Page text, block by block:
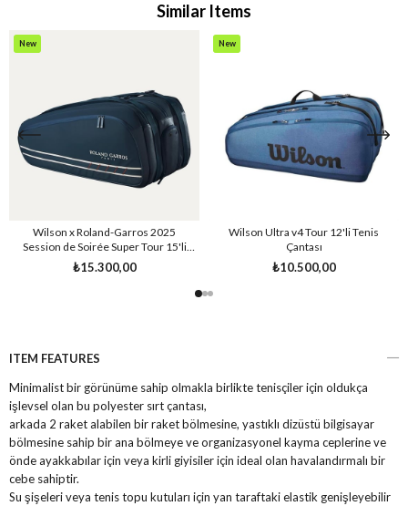
Similar Items
Wilson x Roland-Garros 2025
Session de Soirée Super Tour 15'li
Raket Çantası
₺15.300,00
New
Wilson Ultra v4 Tour 12'li Tenis
Çantası
₺10.500,00
New
ITEM FEATURES
Minimalist bir görünüme sahip olmakla birlikte tenisçiler için oldukça
işlevsel olan bu polyester sırt çantası,
arkada 2 raket alabilen bir raket bölmesine, yastıklı dizüstü bilgisayar
bölmesine sahip bir ana bölmeye ve organizasyonel kayma ceplerine ve
önde ayakkabılar için veya kirli giyisiler için ideal olan havalandırmalı bir
cebe sahiptir.
Su şişeleri veya tenis topu kutuları için yan taraftaki elastik genişleyebilir